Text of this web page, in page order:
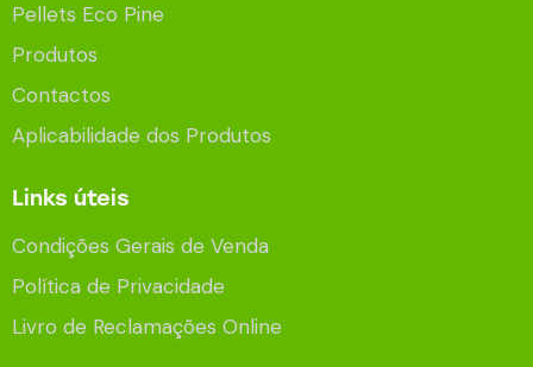
Pellets Eco Pine
Produtos
Contactos
Aplicabilidade dos Produtos
Links úteis
Condições Gerais de Venda
Política de Privacidade
Livro de Reclamações Online